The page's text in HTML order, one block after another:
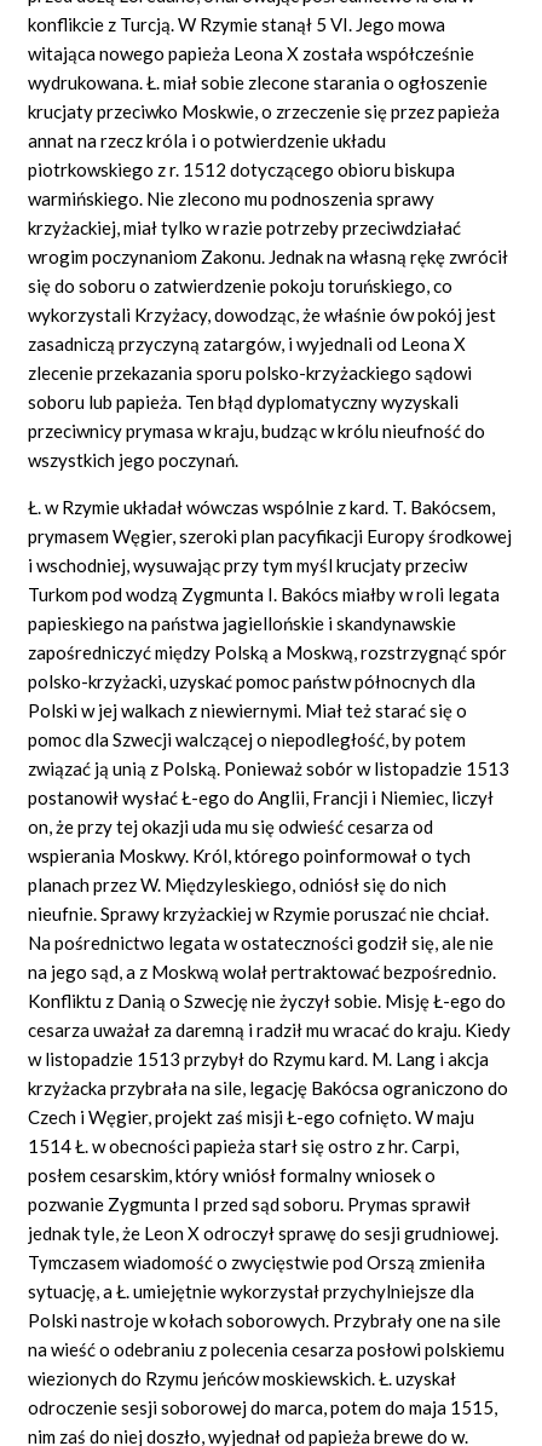
konflikcie z Turcją. W Rzymie stanął 5 VI. Jego mowa
witająca nowego papieża Leona X została współcześnie
wydrukowana. Ł. miał sobie zlecone starania o ogłoszenie
krucjaty przeciwko Moskwie, o zrzeczenie się przez papieża
annat na rzecz króla i o potwierdzenie układu
piotrkowskiego z r. 1512 dotyczącego obioru biskupa
warmińskiego. Nie zlecono mu podnoszenia sprawy
krzyżackiej, miał tylko w razie potrzeby przeciwdziałać
wrogim poczynaniom Zakonu. Jednak na własną rękę zwrócił
się do soboru o zatwierdzenie pokoju toruńskiego, co
wykorzystali Krzyżacy, dowodząc, że właśnie ów pokój jest
zasadniczą przyczyną zatargów, i wyjednali od Leona X
zlecenie przekazania sporu polsko-krzyżackiego sądowi
soboru lub papieża. Ten błąd dyplomatyczny wyzyskali
przeciwnicy prymasa w kraju, budząc w królu nieufność do
wszystkich jego poczynań.
Ł. w Rzymie układał wówczas wspólnie z kard. T. Bakócsem,
prymasem Węgier, szeroki plan pacyfikacji Europy środkowej
i wschodniej, wysuwając przy tym myśl krucjaty przeciw
Turkom pod wodzą Zygmunta I. Bakócs miałby w roli legata
papieskiego na państwa jagiellońskie i skandynawskie
zapośredniczyć między Polską a Moskwą, rozstrzygnąć spór
polsko-krzyżacki, uzyskać pomoc państw północnych dla
Polski w jej walkach z niewiernymi. Miał też starać się o
pomoc dla Szwecji walczącej o niepodległość, by potem
związać ją unią z Polską. Ponieważ sobór w listopadzie 1513
postanowił wysłać Ł-ego do Anglii, Francji i Niemiec, liczył
on, że przy tej okazji uda mu się odwieść cesarza od
wspierania Moskwy. Król, którego poinformował o tych
planach przez W. Międzyleskiego, odniósł się do nich
nieufnie. Sprawy krzyżackiej w Rzymie poruszać nie chciał.
Na pośrednictwo legata w ostateczności godził się, ale nie
na jego sąd, a z Moskwą wolał pertraktować bezpośrednio.
Konfliktu z Danią o Szwecję nie życzył sobie. Misję Ł-ego do
cesarza uważał za daremną i radził mu wracać do kraju. Kiedy
w listopadzie 1513 przybył do Rzymu kard. M. Lang i akcja
krzyżacka przybrała na sile, legację Bakócsa ograniczono do
Czech i Węgier, projekt zaś misji Ł-ego cofnięto. W maju
1514 Ł. w obecności papieża starł się ostro z hr. Carpi,
posłem cesarskim, który wniósł formalny wniosek o
pozwanie Zygmunta I przed sąd soboru. Prymas sprawił
jednak tyle, że Leon X odroczył sprawę do sesji grudniowej.
Tymczasem wiadomość o zwycięstwie pod Orszą zmieniła
sytuację, a Ł. umiejętnie wykorzystał przychylniejsze dla
Polski nastroje w kołach soborowych. Przybrały one na sile
na wieść o odebraniu z polecenia cesarza posłowi polskiemu
wiezionych do Rzymu jeńców moskiewskich. Ł. uzyskał
odroczenie sesji soborowej do marca, potem do maja 1515,
nim zaś do niej doszło, wyjednał od papieża brewe do w.